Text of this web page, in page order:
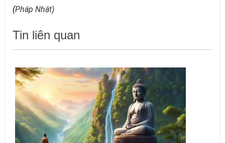
(Pháp Nhật)
Tin liên quan